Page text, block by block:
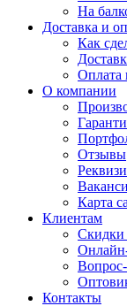
На
Доставка и
Как
Оплата
О компании
Отзывы
Карта
Клиентам
Скидки
Контакты